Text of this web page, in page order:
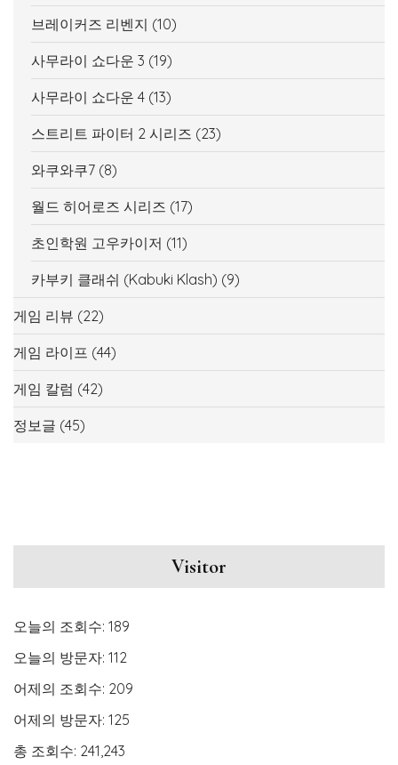
브레이커즈 리벤지 (10)
사무라이 쇼다운 3 (19)
사무라이 쇼다운 4 (13)
스트리트 파이터 2 시리즈 (23)
와쿠와쿠7 (8)
월드 히어로즈 시리즈 (17)
초인학원 고우카이저 (11)
카부키 클래쉬 (Kabuki Klash) (9)
게임 리뷰 (22)
게임 라이프 (44)
게임 칼럼 (42)
정보글 (45)
Visitor
오늘의 조회수: 189
오늘의 방문자: 112
어제의 조회수: 209
어제의 방문자: 125
총 조회수: 241,243